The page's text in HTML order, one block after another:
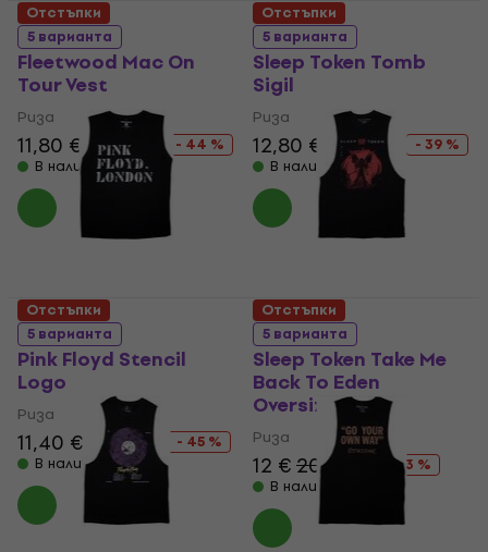
5 варианта
Fleetwood Mac On
Tour Vest
Риза
11,80 € 20,90 €
- 44 %
В наличност
5 варианта
Sleep Token Tomb
Sigil
Риза
12,80 € 20,90 €
- 39 %
В наличност
Отстъпки
5 варианта
Pink Floyd Stencil
Logo
Риза
11,40 € 20,90 €
- 45 %
В наличност
Отстъпки
5 варианта
Sleep Token Take Me
Back To Eden
Oversized
Риза
12 €20,90 €
- 43 %
В наличност
Отстъпки Отстъпки